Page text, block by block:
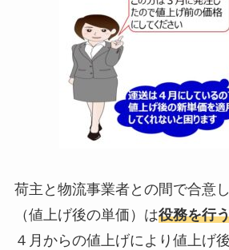
荷主と物流事業者との間で合意
（値上げ後の単価）は役務を行
４月からの値上げにより値上げ